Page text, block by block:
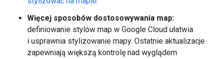
Więcej sposobów dostosowywania map:
definiowanie stylów map w Google Cloud ułatwia
i usprawnia stylizowanie mapy. Ostatnie aktualizacje
zapewniają większą kontrolę nad wyglądem